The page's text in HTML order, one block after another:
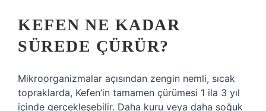
KEFEN NE KADAR
SÜREDE ÇÜRÜR?
Mikroorganizmalar açısından zengin nemli, sıcak
topraklarda, Kefen’in tamamen çürümesi 1 ila 3 yıl
içinde gerçekleşebilir. Daha kuru veya daha soğuk